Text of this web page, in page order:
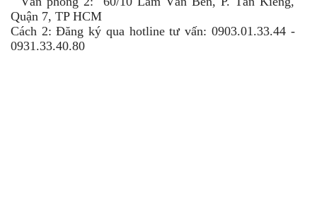
Quận 7, TP HCM
Cách 2: Đăng ký qua hotline tư vấn: 0903.01.33.44 -
0931.33.40.80